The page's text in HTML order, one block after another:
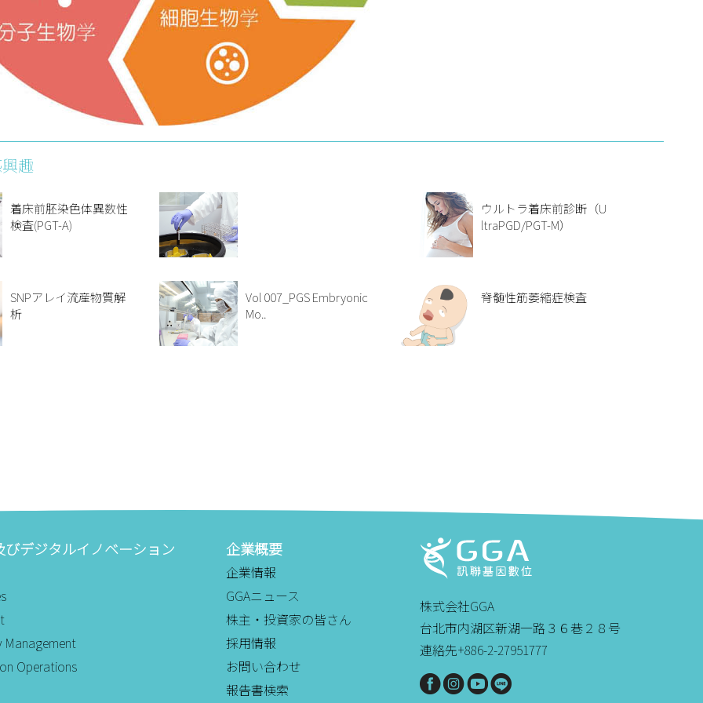
趣
着床前胚染色体異数性
検査(PGT-A)
ウルトラ着床前診断（U
ltraPGD/PGT-M）
SNPアレイ流産物質解
析
Vol 007_PGS Embryonic
Mo..
脊髄性筋萎縮症検査
デジタルイノベーション
Management
Operations
企業概要
企業情報
GGAニュース
株主・投資家の皆さん
採用情報
お問い合わせ
報告書検索
株式会社GGA
台北市内湖区新湖一路３６巷２８号
連絡先+886-2-27951777